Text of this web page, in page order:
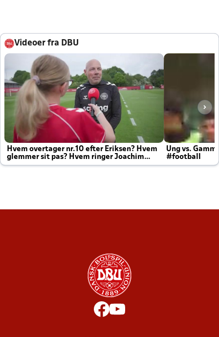
Videoer fra DBU
Hvem overtager nr.10 efter Eriksen? Hvem
glemmer sit pas? Hvem ringer Joachim
altid til efter kampe?
Ung vs.
#football